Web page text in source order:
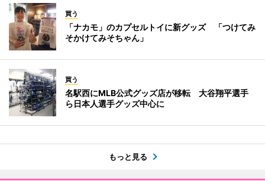
買う
「ナカモ」のカプセルトイに新グッズ 「つけてみ
そかけてみそちゃん」
買う
名駅西にMLB公式グッズ店が移転 大谷翔平選手
ら日本人選手グッズ中心に
もっと見る